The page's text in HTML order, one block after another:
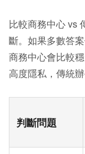
比較商務中心 vs
斷。如果多數答
商務中心會比較
高度隱私，傳統
判斷問題